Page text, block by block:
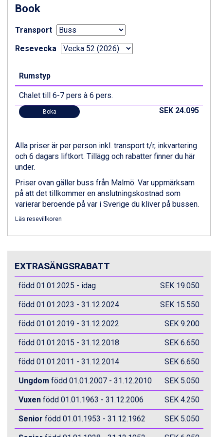
Livigno från 5.595 kr.
Canazei från 7.195 kr.
Ponte di Legno från 7.395 kr.
Sauze dOulx från 6.145 kr.
Alleghe från 8.545 kr.
Bad Gastein från 6.295 kr.
La Thuile från 7.045 kr.
Cervinia från 8.245 kr.
Passo Tonale från 5.895 kr.
Saalbach från 9.445 kr.
Sölden från 12.995 kr.
Champoluc från 5.945 kr.
Sestriere från 6.945 kr.
Wagrain från 7.095 kr.
Ischgl från 11.295 kr.
Val Thorens från 8.395 kr.
St. Anton från 11.245 kr.
Zell am See från 6.295 kr.
Canazei från 7.195 kr.
Sauze dOulx från 6.145 kr.
Alleghe från 8.545 kr.
Bad Gastein från 6.295 kr.
Arabba från 11.045 kr.
La Thuile från 7.045 kr.
Cervinia från 8.245 kr.
Passo Tonale från 5.895 kr.
Saalbach från 9.445 kr.
Sölden från 12.995 kr.
Bad Hofgastein från 8.595 kr.
Champoluc från 5.945 kr.
Sestriere från 6.945 kr.
Wagrain från 7.095 kr.
Fieberbrunn från 9.645 kr.
Ischgl från 11.295 kr.
Val Thorens från 8.395 kr.
St. Anton från 11.245 kr.
Book
Transport
Resevecka
Rumstyp
Chalet till 6-7 pers à 6 pers.
Boka SEK 24.095
Alla priser är per person inkl. transport t/r, inkvartering
och 6 dagars liftkort. Tillägg och rabatter finner du här
under.
Priser ovan gäller buss från Malmö. Var uppmärksam
på att det tillkommer en anslutningskostnad som
varierar beroende på var i Sverige du kliver på bussen.
Läs resevillkoren
EXTRASÄNGSRABATT
född 01.01.2025 - idag SEK 19.050
född 01.01.2023 - 31.12.2024 SEK 15.550
född 01.01.2019 - 31.12.2022 SEK 9.200
född 01.01.2015 - 31.12.2018 SEK 6.650
född 01.01.2011 - 31.12.2014 SEK 6.650
Ungdom född 01.01.2007 - 31.12.2010 SEK 5.050
Vuxen född 01.01.1963 - 31.12.2006 SEK 4.250
Senior född 01.01.1953 - 31.12.1962 SEK 5.050